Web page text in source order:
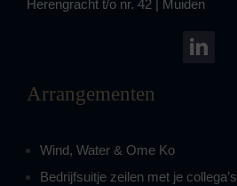
Herengracht t/o nr. 42 | Muiden
Arrangementen
Wind, Water & Ome Ko
Bedrijfsuitje zeilen met je collega’s